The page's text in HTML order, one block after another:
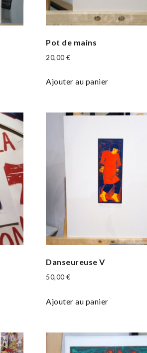
Pot de mains
20,00€
Ajouter au panier
Danseureuse V
50,00€
Ajouter au panier